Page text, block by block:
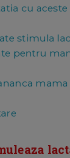
cu
stimula
pentru